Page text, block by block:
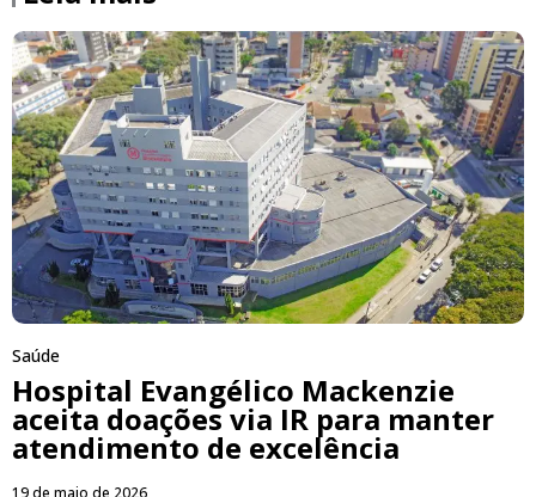
Saúde
Hospital Evangélico Mackenzie
aceita doações via IR para manter
atendimento de excelência
19 de maio de 2026